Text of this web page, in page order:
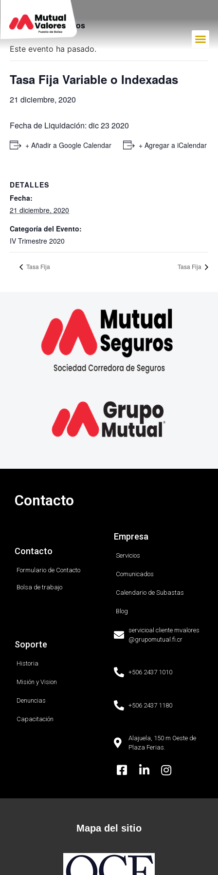
« Todos los Eventos
Este evento ha pasado.
Tasa Fija Variable o Indexadas
21 diciembre, 2020
Fecha de Liquidación: dic 23 2020
+ Añadir a Google Calendar + Agregar a iCalendar
DETALLES
Fecha:
21 diciembre, 2020
Categoría del Evento:
IV Trimestre 2020
Tasa Fija Tasa Fija
Contacto
Contacto
Formulario de Contacto
Bolsa de trabajo
Empresa
Servicios
Comunicados
Calendario de Subastas
Blog
Soporte
Historia
Misión y Vision
Denuncias
Capacitación
servicioal cliente mvalores
@grupomutual.fi.cr
+506 2437 1010
+506 2437 1180
Alajuela, 150 m Oeste de
Plaza Ferias.
Mapa del sitio